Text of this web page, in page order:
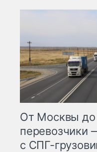
От Москвы до
перевозчики
с СПГ-